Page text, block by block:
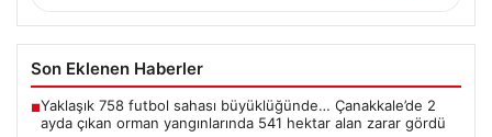
Son Eklenen Haberler
■Yaklaşık 758 futbol sahası büyüklüğünde… Çanakkale’de 2
ayda çıkan orman yangınlarında 541 hektar alan zarar gördü